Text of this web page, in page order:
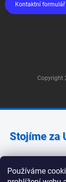
Používáme
Kontaktní formulář
Copyright
Stojíme za
Jak a